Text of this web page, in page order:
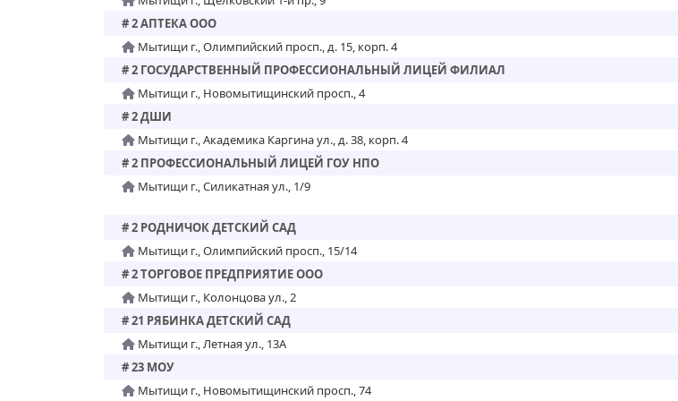
# 2 АПТЕКА ООО
Мытищи г., Олимпийский просп., д. 15, корп. 4
# 2 ГОСУДАРСТВЕННЫЙ ПРОФЕССИОНАЛЬНЫЙ ЛИЦЕЙ ФИЛИАЛ
Мытищи г., Новомытищинский просп., 4
# 2 ДШИ
Мытищи г., Академика Каргина ул., д. 38, корп. 4
# 2 ПРОФЕССИОНАЛЬНЫЙ ЛИЦЕЙ ГОУ НПО
Мытищи г., Силикатная ул., 1/9
# 2 РОДНИЧОК ДЕТСКИЙ САД
Мытищи г., Олимпийский просп., 15/14
# 2 ТОРГОВОЕ ПРЕДПРИЯТИЕ ООО
Мытищи г., Колонцова ул., 2
# 21 РЯБИНКА ДЕТСКИЙ САД
Мытищи г., Летная ул., 13А
# 23 МОУ
Мытищи г., Новомытищинский просп., 74